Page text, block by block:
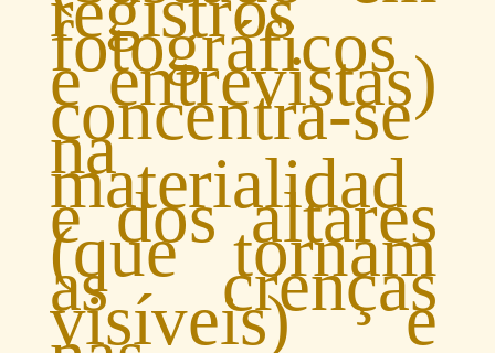
fotográficos
e entrevistas)
concentra-se
na
materialidad
e dos altares
(que tornam
as crenças
visíveis) e